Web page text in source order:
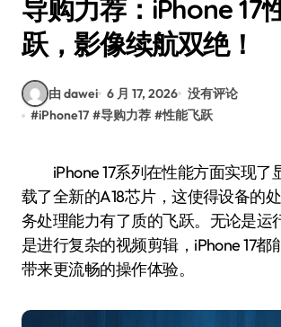
导购力荐：iPhone 17
跃，影像续航双绝！
由 dawei 6 月 17, 2026 没有评论
#iPhone17 #导购力荐 #性能飞跃
iPhone 17系列在性能方面实现了显著提升，搭
载了全新的A18芯片，这使得设备的
务处理能力有了质的飞跃。无论是运
是进行复杂的视频剪辑，iPhone 17都
带来更流畅的操作体验。